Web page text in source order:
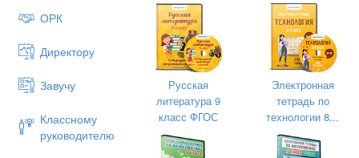
ОРК
Директору
Завучу
Классному
руководителю
Определение понятий.
Чтобы лучше понимать друг
значении, которое мы вкладываем в
Понятия: внутренний
ответственность, поступок,
Русская
литература 9
класс ФГОС
Электронная
тетрадь по
технологии 8...